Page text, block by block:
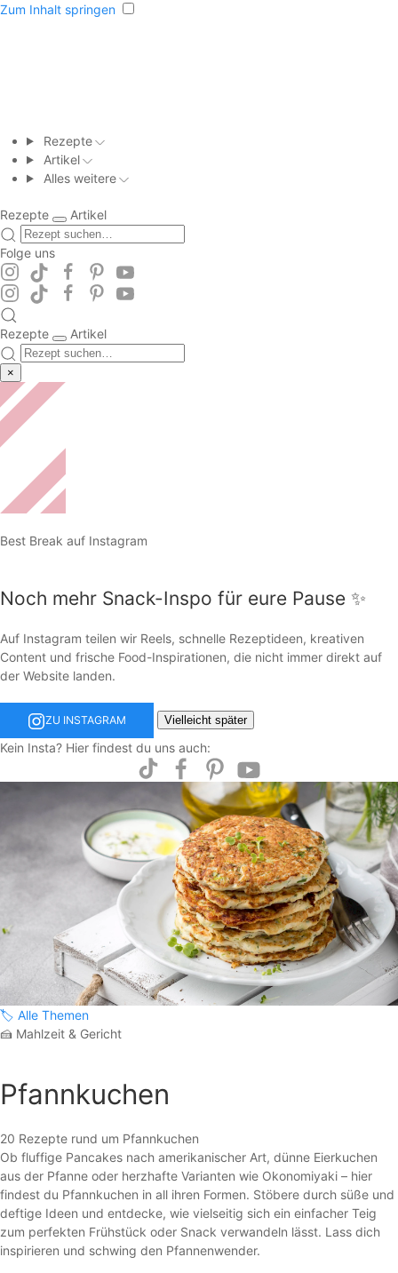
Zum Inhalt springen
Rezepte
Artikel
Alles weitere
Rezepte Artikel
Folge uns
Rezepte Artikel
×
Best Break auf Instagram
Noch mehr Snack-Inspo für eure Pause ✨
Auf Instagram teilen wir Reels, schnelle Rezeptideen, kreativen
Content und frische Food-Inspirationen, die nicht immer direkt auf
der Website landen.
ZU INSTAGRAM Vielleicht später
Kein Insta? Hier findest du uns auch:
🏷️ Alle Themen
🍰 Mahlzeit & Gericht
Pfannkuchen
20 Rezepte rund um Pfannkuchen
Ob fluffige Pancakes nach amerikanischer Art, dünne Eierkuchen
aus der Pfanne oder herzhafte Varianten wie Okonomiyaki – hier
findest du Pfannkuchen in all ihren Formen. Stöbere durch süße und
deftige Ideen und entdecke, wie vielseitig sich ein einfacher Teig
zum perfekten Frühstück oder Snack verwandeln lässt. Lass dich
inspirieren und schwing den Pfannenwender.